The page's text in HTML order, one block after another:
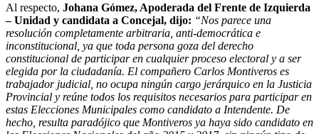
Al respecto, Johana Gómez, Apoderada del Frente de Izquierda
– Unidad y candidata a Concejal, dijo: “Nos parece una
resolución completamente arbitraria, anti-democrática e
inconstitucional, ya que toda persona goza del derecho
constitucional de participar en cualquier proceso electoral y a ser
elegida por la ciudadanía. El compañero Carlos Montiveros es
trabajador judicial, no ocupa ningún cargo jerárquico en la Justicia
Provincial y reúne todos los requisitos necesarios para participar en
estas Elecciones Municipales como candidato a Intendente. De
hecho, resulta paradójico que Montiveros ya haya sido candidato en